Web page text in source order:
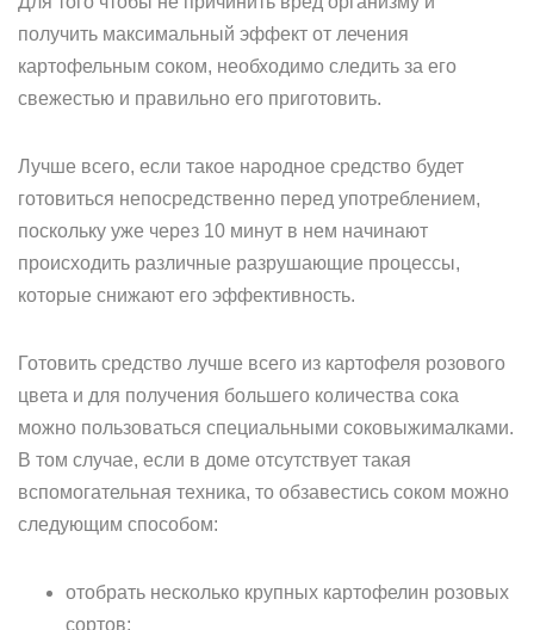
получить максимальный эффект от лечения
картофельным соком, необходимо следить за его
свежестью и правильно его приготовить.
Лучше всего, если такое народное средство будет
готовиться непосредственно перед употреблением,
поскольку уже через 10 минут в нем начинают
происходить различные разрушающие процессы,
которые снижают его эффективность.
Готовить средство лучше всего из картофеля розового
цвета и для получения большего количества сока
можно пользоваться специальными соковыжималками.
В том случае, если в доме отсутствует такая
вспомогательная техника, то обзавестись соком можно
следующим способом:
отобрать несколько крупных картофелин розовых
сортов;